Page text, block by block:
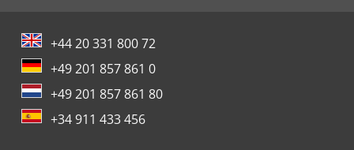
+44 20 331 800 72
+49 201 857 861 0
+49 201 857 861 80
+34 911 433 456